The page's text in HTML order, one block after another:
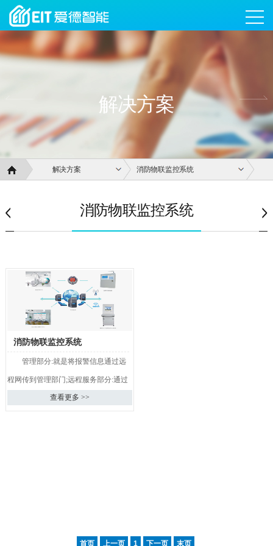
解决方案
解决方案 消防物联监控系统
消防物联监控系统
消防物联监控系统
管理部分:就是将报警信息通过远
程网传到管理部门;远程服务部分:通过
互联网真正做到零距离服务，服务人
查看更多 >>
首页 上一页 1 下一页 末页